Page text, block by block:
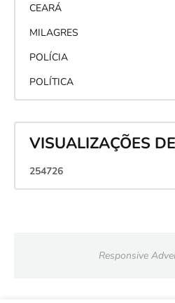
CEARÁ
MILAGRES
POLÍCIA
POLÍTICA
VISUALIZAÇÕES
254726
Responsive